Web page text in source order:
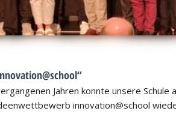
Jahren konnte unsere Schule
innovation@school